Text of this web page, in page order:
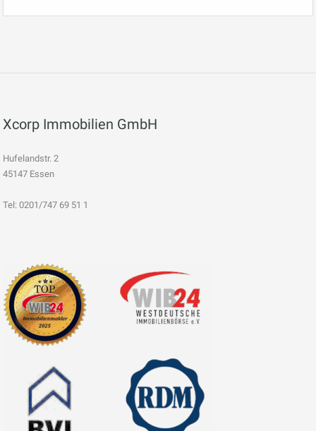
Xcorp Immobilien GmbH
Hufelandstr. 2
45147 Essen
Tel: 0201/747 69 51 1